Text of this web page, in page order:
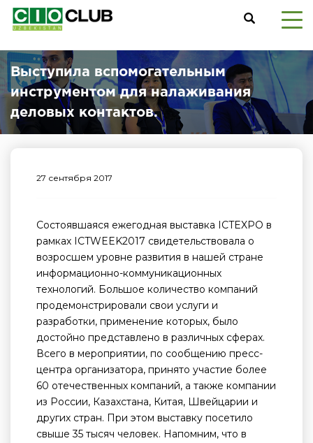
Выступила вспомогательным
инструментом для налаживания
деловых контактов.
27 сентября 2017
Состоявшаяся ежегодная выставка ICTEXPO в
рамках ICTWEEK2017 свидетельствовала о
возросшем уровне развития в нашей стране
информационно-коммуникационных
технологий. Большое количество компаний
продемонстрировали свои услуги и
разработки, применение которых, было
достойно представлено в различных сферах.
Всего в мероприятии, по сообщению пресс-
центра организатора, принято участие более
60 отечественных компаний, а также компании
из России, Казахстана, Китая, Швейцарии и
других стран. При этом выставку посетило
свыше 35 тысяч человек. Напомним, что в